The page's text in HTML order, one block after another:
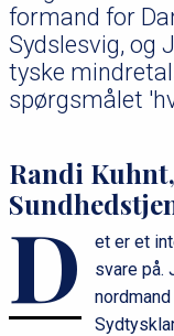
formand for
Sydslesvig, og
tyske
spørgsmålet
Randi
D
et er et
svare på.